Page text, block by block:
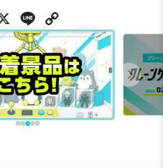
X Line